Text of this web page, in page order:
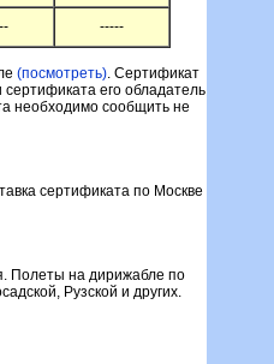
-----
(посмотреть). Cертификат
его обладатель
необходимо сообщить не
сертификата по Москве
Полеты на дирижабле по
Рузской и других.